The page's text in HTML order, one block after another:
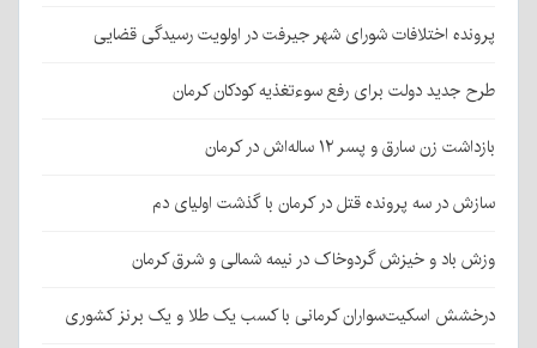
پرونده اختلافات شورای شهر جیرفت در اولویت رسیدگی قضایی
طرح جدید دولت برای رفع سوءتغذیه کودکان کرمان
بازداشت زن سارق و پسر ۱۲ ساله‌اش در کرمان
سازش در سه پرونده قتل در کرمان با گذشت اولیای دم
وزش باد و خیزش گردوخاک در نیمه شمالی و شرق کرمان
درخشش اسکیت‌سواران کرمانی با کسب یک طلا و یک برنز کشوری